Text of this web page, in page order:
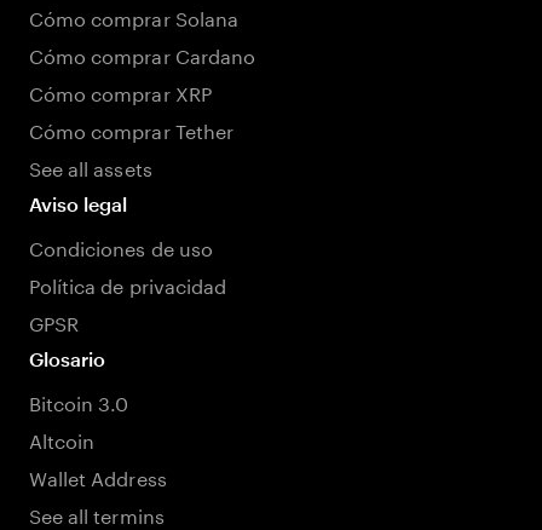
Cómo comprar Solana
Cómo comprar Cardano
Cómo comprar XRP
Cómo comprar Tether
See all assets
Aviso legal
Condiciones de uso
Política de privacidad
GPSR
Glosario
Bitcoin 3.0
Altcoin
Wallet Address
See all termins